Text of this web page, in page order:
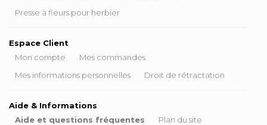
Presse à fleurs pour herbier
Espace Client
Mon compte
Mes commandes
Mes informations personnelles
Droit de rétractation
Aide & Informations
Aide et questions fréquentes
Plan du site